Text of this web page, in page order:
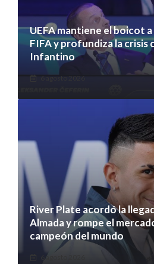
UEFA mantiene el boicot
FIFA y profundiza la crisis
Infantino
6 agosto 2026
River Plate acordó la
Almada y rompe el
campeón del mundo
6 agosto 2026